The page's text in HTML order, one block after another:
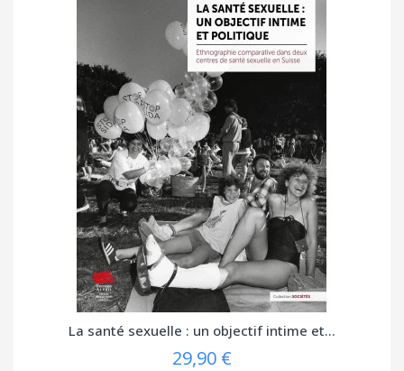
La santé sexuelle : un objectif intime et...
29,90 €